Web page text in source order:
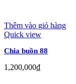
Thêm vào giỏ hàng
Quick view
Chia buồn 88
1,200,000₫